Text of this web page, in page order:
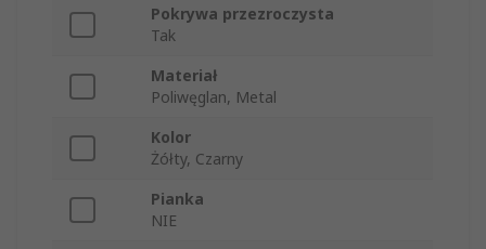
Pokrywa przezroczysta
Tak
Materiał
Poliwęglan, Metal
Kolor
Żółty, Czarny
Pianka
NIE